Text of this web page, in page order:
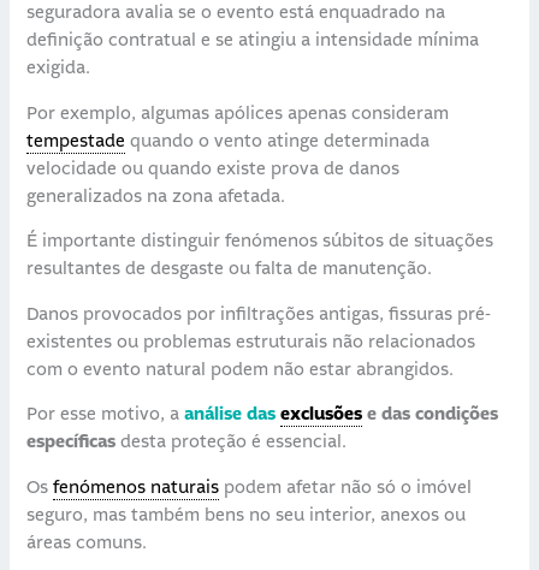
seguradora avalia se o evento está enquadrado na
definição contratual e se atingiu a intensidade mínima
exigida.
Por exemplo, algumas apólices apenas consideram
tempestade quando o vento atinge determinada
velocidade ou quando existe prova de danos
generalizados na zona afetada.
É importante distinguir fenómenos súbitos de situações
resultantes de desgaste ou falta de manutenção.
Danos provocados por infiltrações antigas, fissuras pré-
existentes ou problemas estruturais não relacionados
com o evento natural podem não estar abrangidos.
Por esse motivo, aanálise dasexclusões e das condições
específicas desta proteção é essencial.
Osfenómenos naturais podem afetar não só o imóvel
seguro, mas também bens no seu interior, anexos ou
áreas comuns.